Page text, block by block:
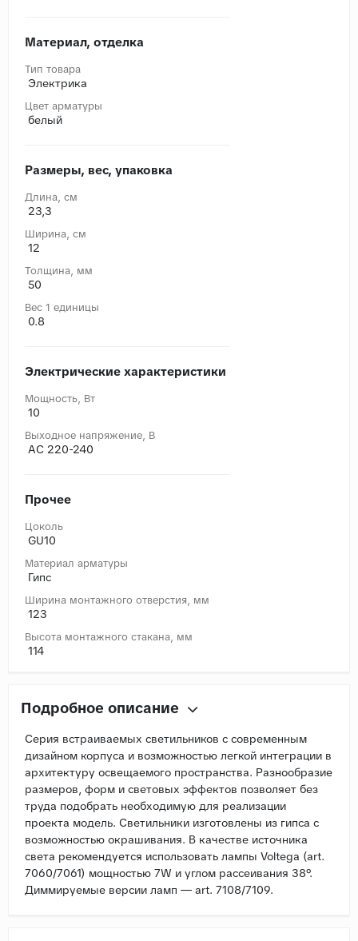
Материал, отделка
Тип товара
Электрика
Цвет арматуры
белый
Размеры, вес, упаковка
Длина, cм
23,3
Ширина, cм
12
Толщина, мм
50
Вес 1 единицы
0.8
Электрические характеристики
Мощность, Вт
10
Выходное напряжение, В
AC 220-240
Прочее
Цоколь
GU10
Материал арматуры
Гипс
Ширина монтажного отверстия, мм
123
Высота монтажного стакана, мм
114
Подробное описание
Серия встраиваемых светильников с современным
дизайном корпуса и возможностью легкой интеграции в
архитектуру освещаемого пространства. Разнообразие
размеров, форм и световых эффектов позволяет без
труда подобрать необходимую для реализации
проекта модель. Светильники изготовлены из гипса с
возможностью окрашивания. В качестве источника
света рекомендуется использовать лампы Voltega (art.
7060/7061) мощностью 7W и углом рассеивания 38°.
Диммируемые версии ламп — art. 7108/7109.